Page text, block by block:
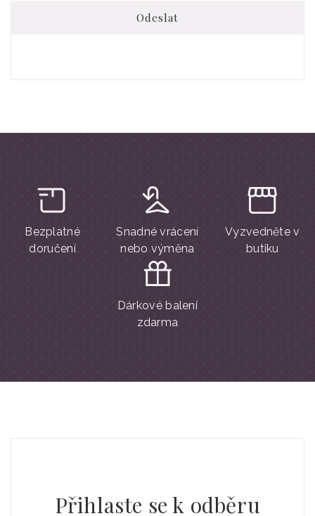
Odeslat
Bezplatné
doručení
Snadné vrácení
nebo výměna
Vyzvedněte v
butiku
Dárkové balení
zdarma
Přihlaste se k odběru